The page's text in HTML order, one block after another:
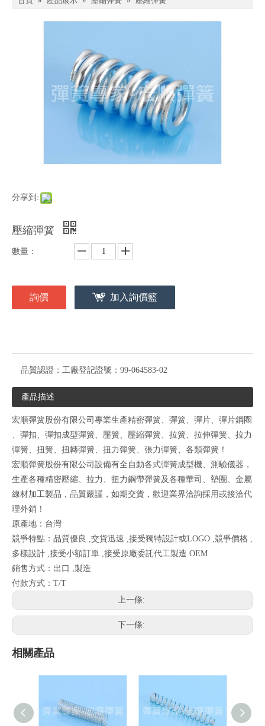
分享到:
壓縮彈簧
數量：
詢價 加入詢價籃
品質認證： 工廠登記證號：99-064583-02
產品描述
宏順彈簧股份有限公司專業生產精密彈簧、彈簧、彈片、彈片鋼圈
、彈扣、彈扣成型彈簧、壓簧、壓縮彈簧、拉簧、拉伸彈簧、拉力
彈簧、扭簧、扭轉彈簧、扭力彈簧、張力彈簧、各類彈簧！
宏順彈簧股份有限公司設備有全自動各式彈簧成型機、測驗儀器，
生產各種精密壓縮、拉力、扭力鋼帶彈簧及各種華司、墊圈、金屬
線材加工製品，品質嚴謹，如期交貨，歡迎業界洽詢採用或接洽代
理外銷！
原產地：台灣
競爭特點：品質優良 ,交貨迅速 ,接受獨特設計或LOGO ,競爭價格 ,
多樣設計 ,接受小額訂單 ,接受原廠委託代工製造 OEM
銷售方式：出口 ,製造
付款方式：T/T
上一條:
下一條:
相關產品